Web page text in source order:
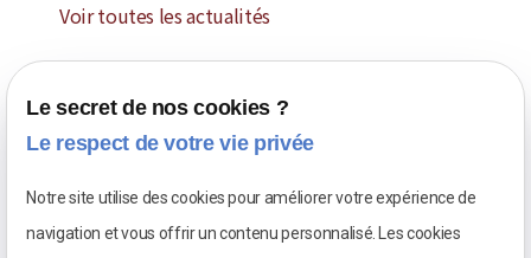
Voir toutes les actualités
Le secret de nos cookies ?
Le respect de votre vie privée
Notre site utilise des cookies pour améliorer votre expérience de
navigation et vous offrir un contenu personnalisé. Les cookies